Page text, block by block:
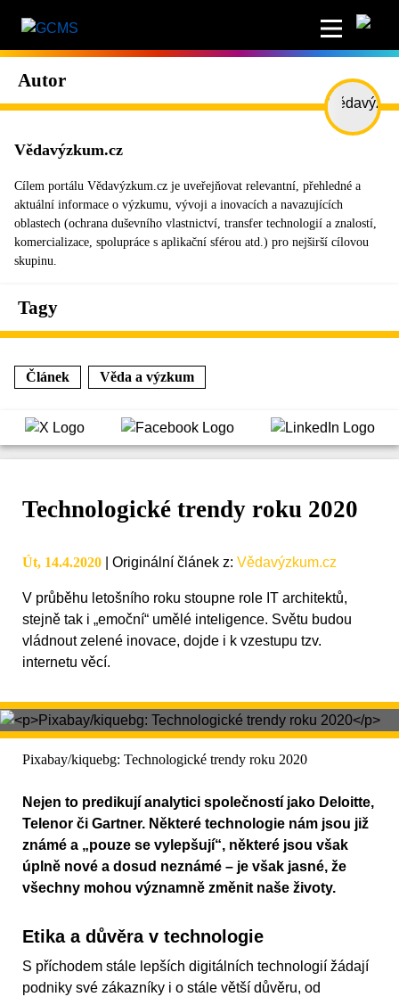
Autor
Vědavýzkum.cz
Cílem portálu Vědavýzkum.cz je uveřejňovat relevantní, přehledné a
aktuální informace o výzkumu, vývoji a inovacích a navazujících
oblastech (ochrana duševního vlastnictví, transfer technologií a znalostí,
komercializace, spolupráce s aplikační sférou atd.) pro nejširší cílovou
skupinu.
Tagy
Článek Věda a výzkum
Technologické trendy roku 2020
Út, 14.4.2020 Originální článek z: Vědavýzkum.cz
V průběhu letošního roku stoupne role IT architektů,
stejně tak i „emoční“ umělé inteligence. Světu budou
vládnout zelené inovace, dojde i k vzestupu tzv.
internetu věcí.
Pixabay/kiquebg: Technologické trendy roku 2020
Nejen to predikují analytici společností jako Deloitte,
Telenor či Gartner. Některé technologie nám jsou již
známé a „pouze se vylepšují“, některé jsou však
úplně nové a dosud neznámé – je však jasné, že
všechny mohou významně změnit naše životy.
Etika a důvěra v technologie
S příchodem stále lepších digitálních technologií žádají
podniky své zákazníky i o stále větší důvěru, od